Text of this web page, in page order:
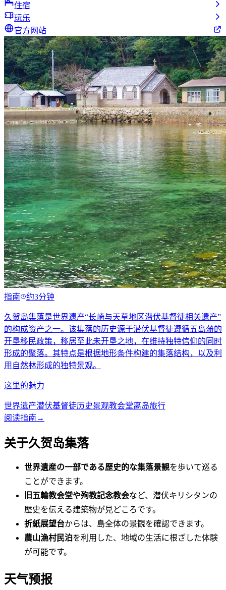
住宿
玩乐
官方网站
指南 约3分钟
久贺岛集落是世界遗产“长崎与天草地区潜伏基督徒相关遗产”
的构成资产之一。该集落的历史源于潜伏基督徒遵循五岛藩的
开垦移民政策，移居至此未开垦之地，在维持独特信仰的同时
形成的聚落。其特点是根据地形条件构建的集落结构，以及利
用自然林形成的独特景观。
这里的魅力
世界遗产潜伏基督徒历史景观教会堂离岛旅行
阅读指南 →
关于久贺岛集落
世界遺産の一部である歴史的な集落景観を歩いて巡る
ことができます。
旧五輪教会堂や殉教記念教会など、潜伏キリシタンの
歴史を伝える建築物が見どころです。
折紙展望台からは、島全体の景観を確認できます。
農山漁村民泊を利用した、地域の生活に根ざした体験
が可能です。
天气预报